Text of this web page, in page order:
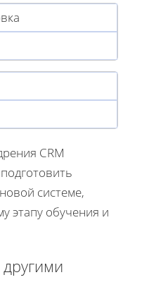
CRM
системе,
этапу обучения и